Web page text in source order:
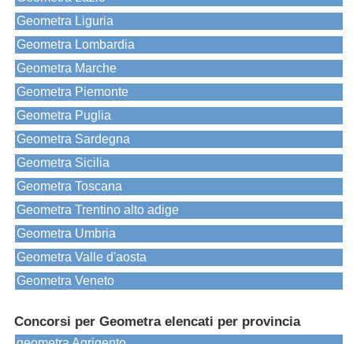
Geometra Liguria
Geometra Lombardia
Geometra Marche
Geometra Piemonte
Geometra Puglia
Geometra Sardegna
Geometra Sicilia
Geometra Toscana
Geometra Trentino alto adige
Geometra Umbria
Geometra Valle d'aosta
Geometra Veneto
Concorsi per Geometra elencati per provincia